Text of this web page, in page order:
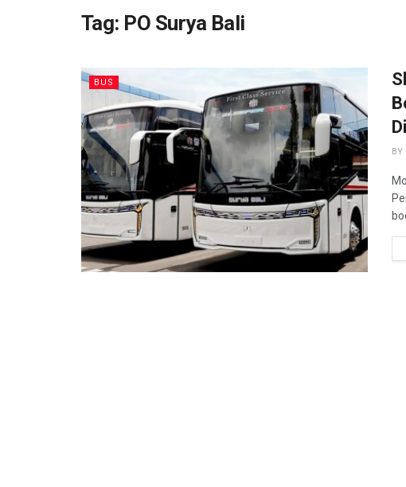
Tag: PO Surya Bali
BUS
BY